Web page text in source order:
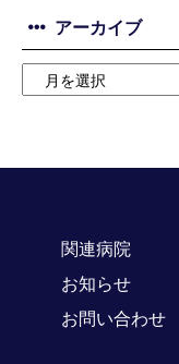
アーカイブ
関連病院
お知らせ
お問い合わせ